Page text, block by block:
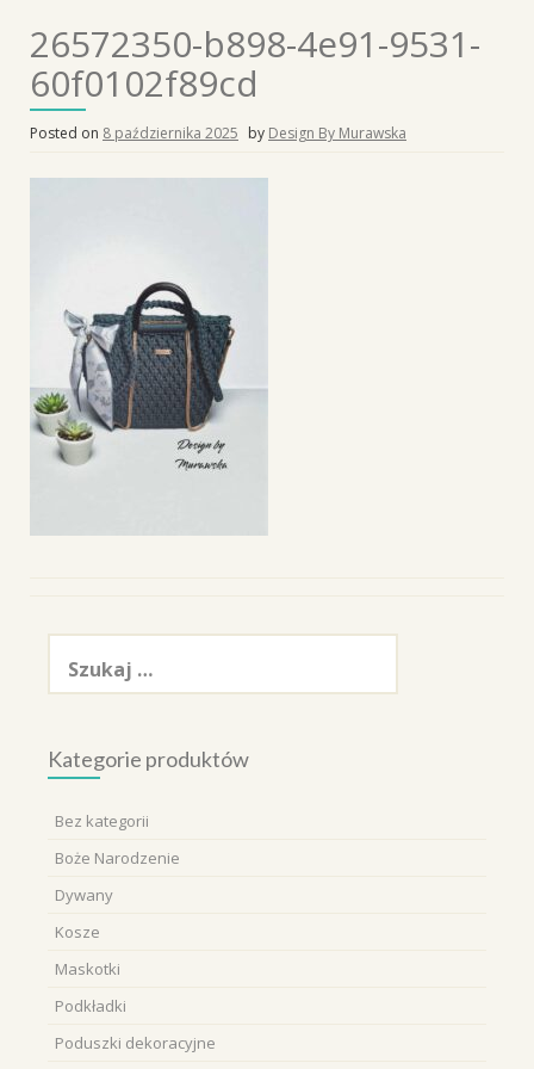
26572350-b898-4e91-9531-
60f0102f89cd
Posted on 8 października 2025 by Design By Murawska
Szukaj:
Kategorie produktów
Bez kategorii
Boże Narodzenie
Dywany
Kosze
Maskotki
Podkładki
Poduszki dekoracyjne